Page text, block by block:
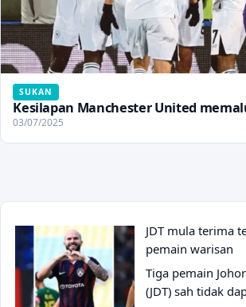
SUKAN
Kesilapan Manchester United
03/07/2025
JDT mula terima
pemain warisan
Tiga pemain
(JDT) sah tidak